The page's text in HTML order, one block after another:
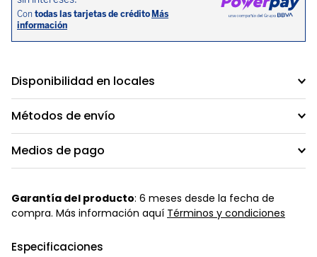
Disponibilidad en locales
Métodos de envío
Medios de pago
Garantía del producto: 6 meses desde la fecha de
compra. Más información aquí Términos y condiciones
Especificaciones